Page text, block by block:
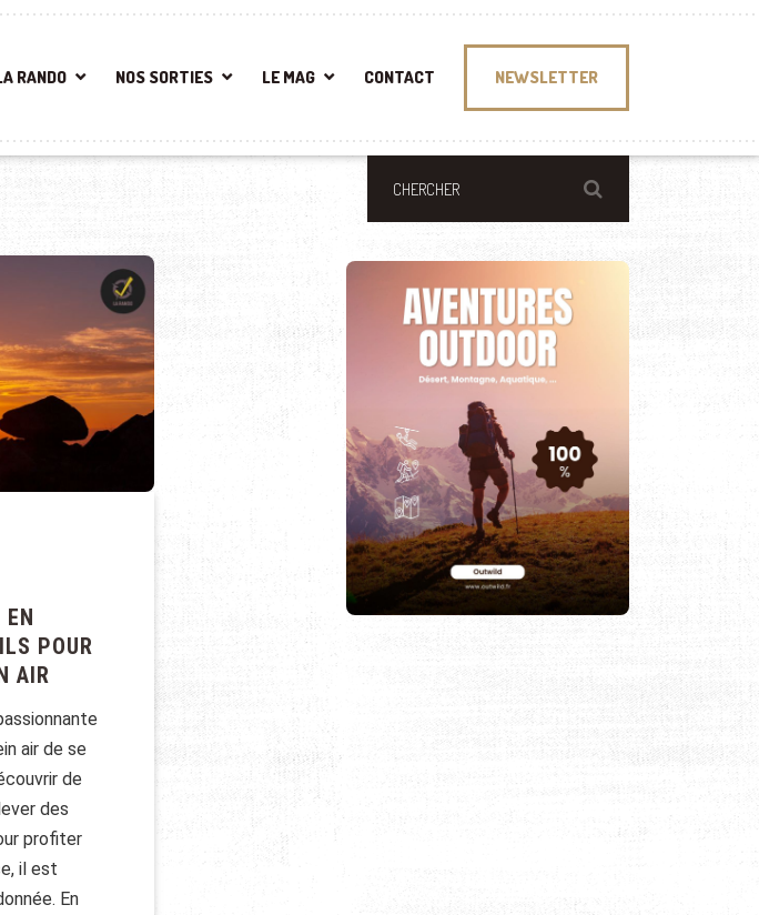
RANDO NOS SORTIES LE MAG CONTACT NEWSLETTER
EN
POUR
AIR
air de se
de
des
profiter
il est
En